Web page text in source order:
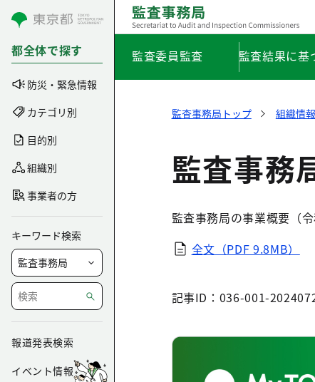
コンテンツにスキップ
都全体で探す
防災・緊急情報
カテゴリ別
目的別
組織別
事業者の方
キーワード検索
報道発表検索
イベント情報
監査委員監査 監査結果に基
監査事務局トップ 組織情報
監査事務
監査事務局の事業概要（
全文（PDF 9.8MB）
記事ID：036-001-